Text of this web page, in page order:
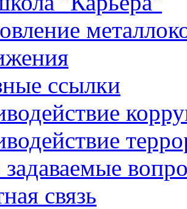
ссылки
задаваемые
связь